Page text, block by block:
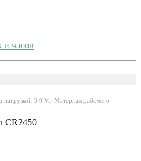
и часов
3.0 V.- Материал рабочего
CR2450